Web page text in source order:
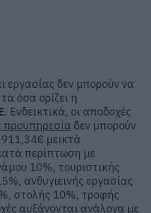
εργασίας δεν μπορούν να
όσα ορίζει η
. Ενδεικτικά, οι αποδοχές
προϋπηρεσία δεν μπορούν
μεικτά
περίπτωση με
10%, τουριστικής
ανθυγιεινής εργασίας
στολής 10%, τροφής
αυξάνονται ανάλογα με